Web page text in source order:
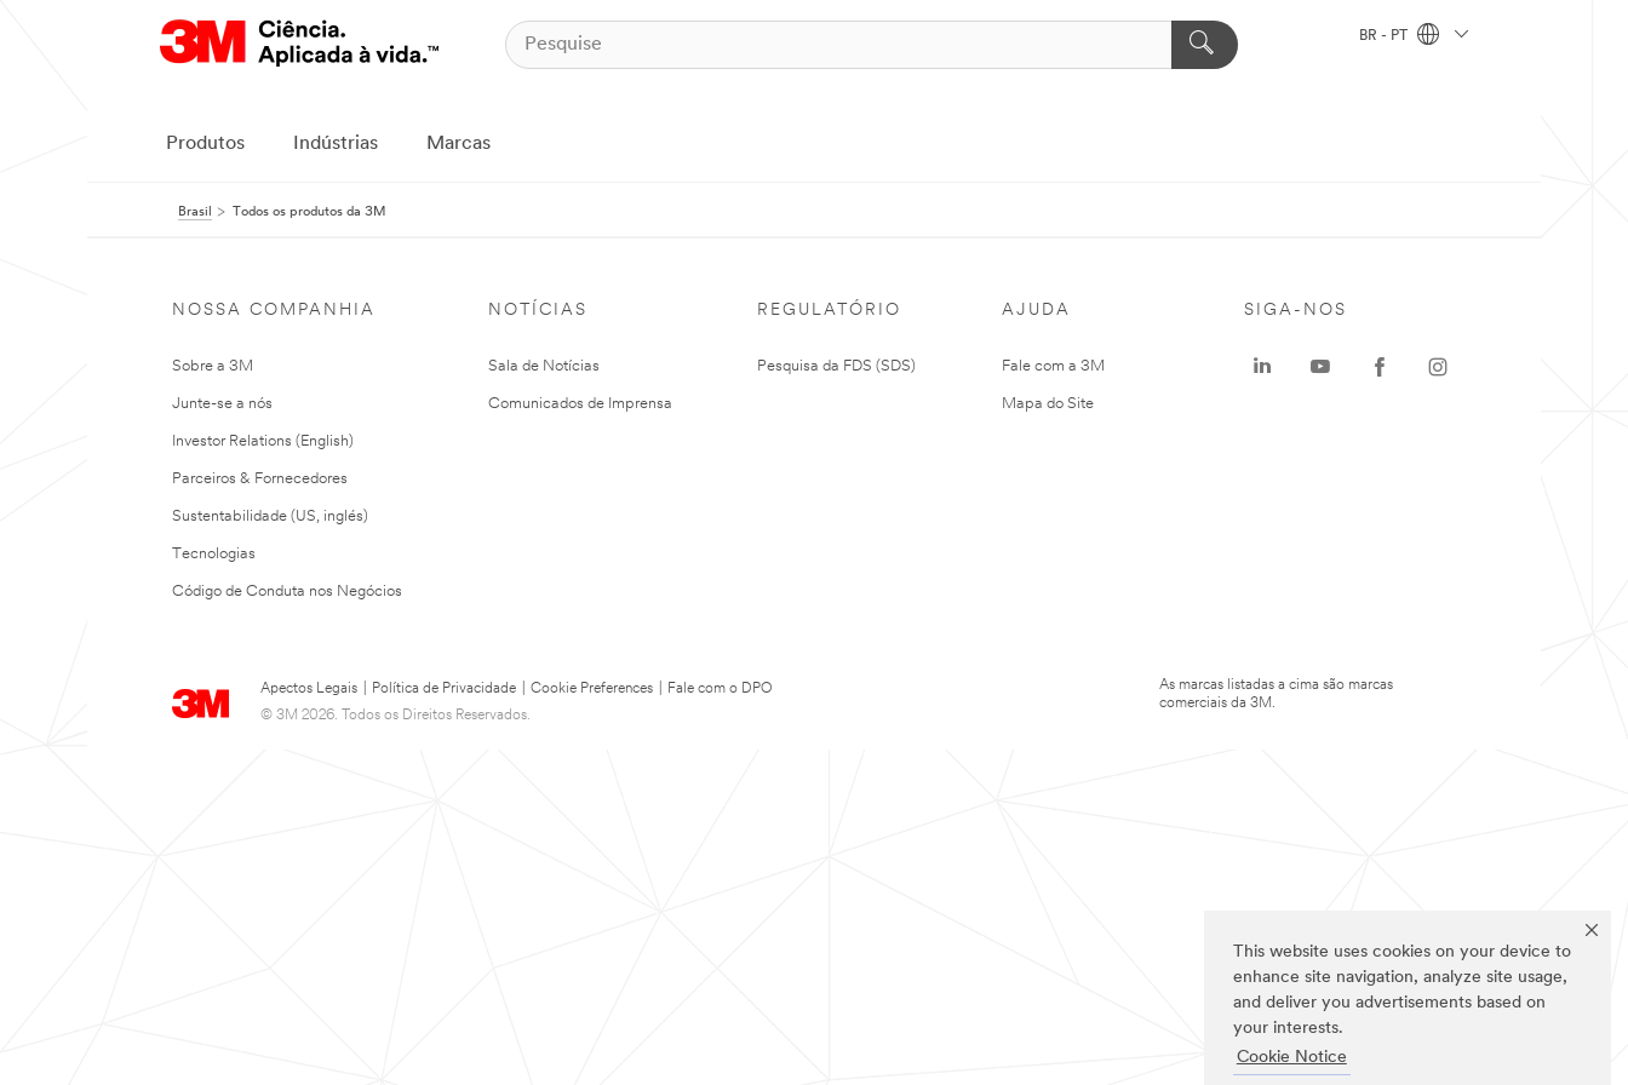
This website uses cookies on your device to
enhance site navigation, analyze site usage,
and deliver you advertisements based on
your interests.
Cookie Notice
BR - PT
Produtos Indústrias Marcas
Brasil Todos os produtos da 3M
NOSSA COMPANHIA
Sobre a 3M
Junte-se a nós
Investor Relations (English)
Parceiros & Fornecedores
Sustentabilidade (US, inglés)
Tecnologias
Código de Conduta nos Negócios
NOTÍCIAS
Sala de Notícias
Comunicados de Imprensa
REGULATÓRIO
Pesquisa da FDS (SDS)
AJUDA
Fale com a 3M
Mapa do Site
Apectos Legais Política de Privacidade Cookie Preferences
Fale com o DPO
© 3M 2026. Todos os Direitos Reservados.
SIGA-NOS
As marcas listadas a cima são marcas
comerciais da 3M.